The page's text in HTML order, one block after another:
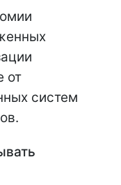
от
систем